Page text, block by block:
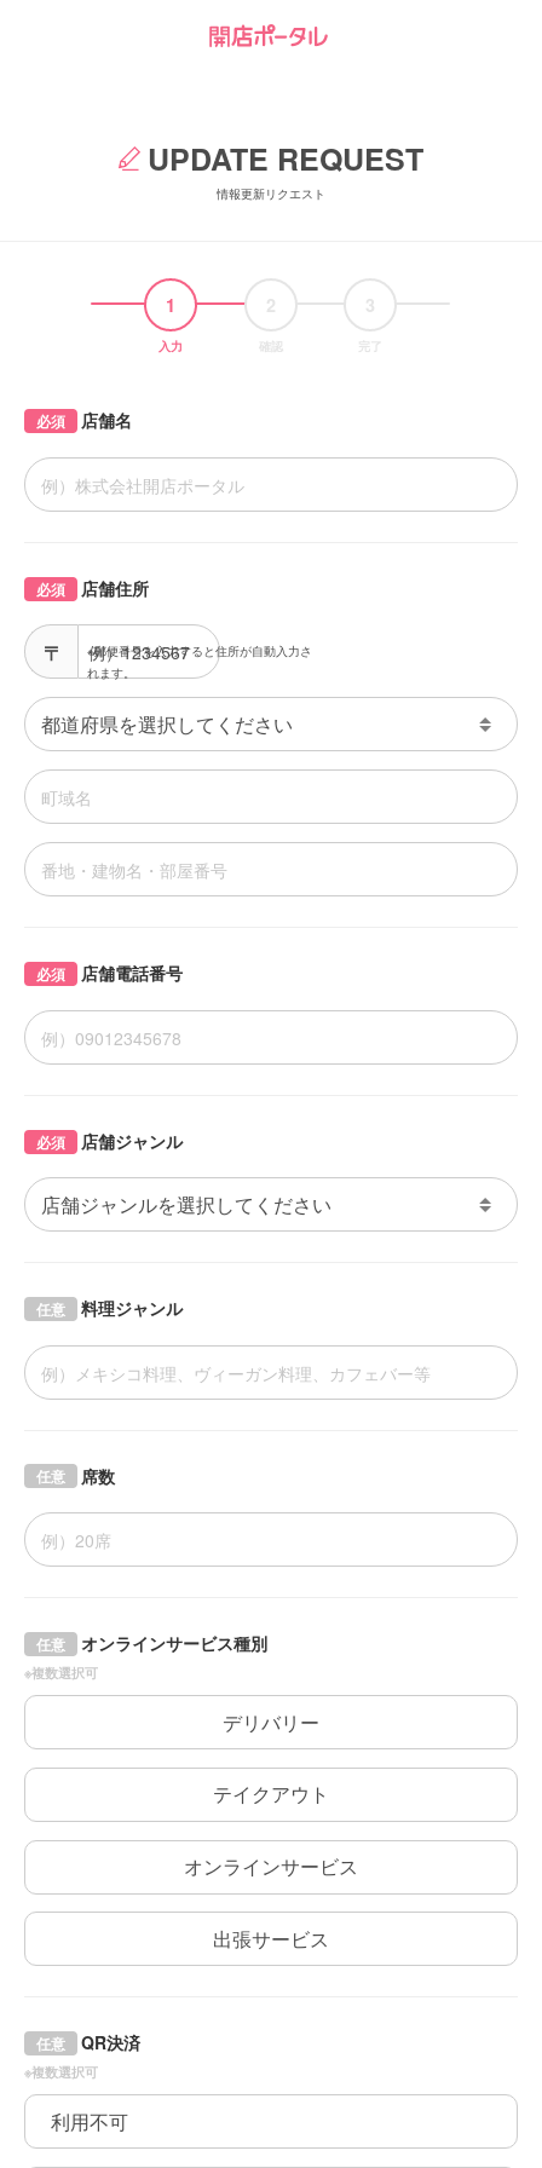
UPDATE REQUEST
情報更新リクエスト
1
入力
2
確認
3
完了
店舗名
必須
店舗住所
必須
※郵便番号を入力すると住所が自動入力さ
れます。
店舗電話番号
必須
店舗ジャンル
必須
料理ジャンル
任意
席数
任意
オンラインサービス種別
任意
※複数選択可
デリバリー
テイクアウト
オンラインサービス
出張サービス
QR決済
任意
※複数選択可
利用不可